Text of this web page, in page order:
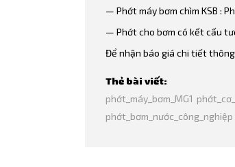
— Phớt máy bơm chìm KSB :
— Phớt cho bơm có kết cấu
Để nhận báo giá chi tiết
Thẻ bài viết:
phớt_máy_bơm_MG1
phớt_bơm_nước_công_nghiệp